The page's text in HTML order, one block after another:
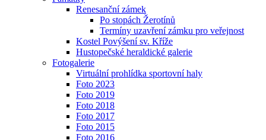
Renesanční zámek
Po stopách Žerotínů
Termíny uzavření zámku pro veřejnost
Kostel Povýšení sv. Kříže
Hustopečské heraldické galerie
Fotogalerie
Virtuální prohlídka sportovní haly
Foto 2023
Foto 2019
Foto 2018
Foto 2017
Foto 2015
Foto 2016